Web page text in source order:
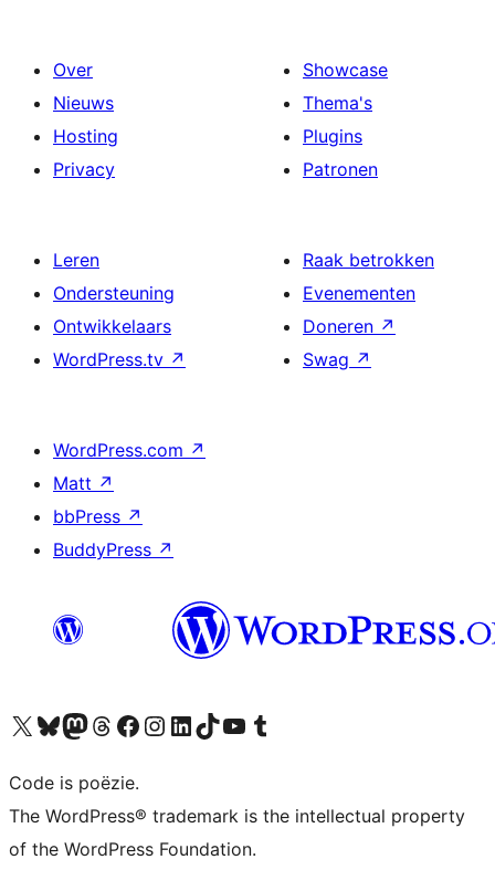
Over
Nieuws
Hosting
Privacy
Showcase
Thema's
Plugins
Patronen
Leren
Ondersteuning
Ontwikkelaars
WordPress.tv ↗
Raak betrokken
Evenementen
Doneren ↗
Swag ↗
WordPress.com ↗
Matt ↗
bbPress ↗
BuddyPress ↗
Bezoek ons X (voorheen Twitter) account
Bezoek ons Bluesky account
Bezoek ons Mastodon account
Bezoek ons Threads account
Onze Facebook pagina bezoeken
Bezoek ons Instagram account
Bezoek ons LinkedIn account
Bezoek ons TikTok account
Bezoek ons YouTube kanaalBezoek ons Tumblr account
Code is poëzie.
The WordPress® trademark is the intellectual property
of the WordPress Foundation.